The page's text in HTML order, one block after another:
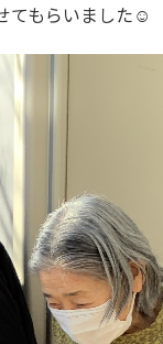
てもらいました☺️